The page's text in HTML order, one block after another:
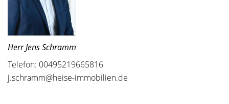
Herr Jens Schramm
Telefon: 00495219665816
j.schramm@heise-immobilien.de